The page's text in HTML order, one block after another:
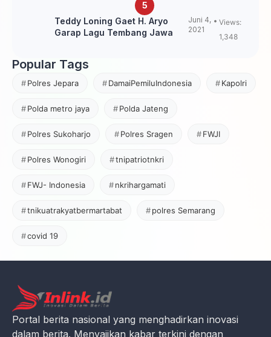
Teddy Loning Gaet H. Aryo
Garap Lagu Tembang Jawa
Juni 4,
2021
Views:
1,348
Popular Tags
Polres Jepara DamaiPemiluIndonesia Kapolri
Polda metro jaya Polda Jateng
Polres Sukoharjo Polres Sragen FWJI
Polres Wonogiri tnipatriotnkri
FWJ- Indonesia nkrihargamati
tnikuatrakyatbermartabat polres Semarang
covid 19
Portal berita nasional yang menghadirkan inovasi
dalam berita. Menyajikan kabar terkini dengan